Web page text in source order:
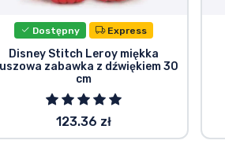
Dostępny Express
Disney Stitch Leroy miękka
zabawka z dźwiękiem 30
cm
123.36 zł